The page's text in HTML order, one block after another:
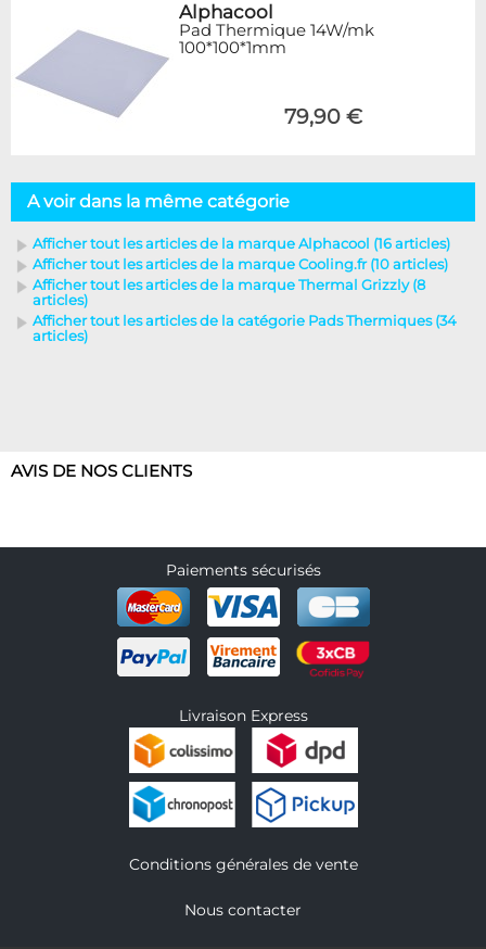
Alphacool
Pad Thermique 14W/mk
100*100*1mm
79,90 €
A voir dans la même catégorie
Afficher tout les articles de la marque Alphacool (16 articles)
Afficher tout les articles de la marque Cooling.fr (10 articles)
Afficher tout les articles de la marque Thermal Grizzly (8
articles)
Afficher tout les articles de la catégorie Pads Thermiques (34
articles)
AVIS DE NOS CLIENTS
Paiements sécurisés
Livraison Express
Conditions générales de vente
Nous contacter